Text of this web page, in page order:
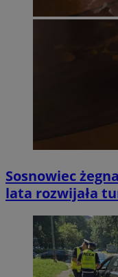
Sosnowiec
lata rozwijała